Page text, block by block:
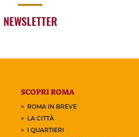
NEWSLETTER
SCOPRI ROMA
ROMA IN BREVE
LA CITTÀ
I QUARTIERI